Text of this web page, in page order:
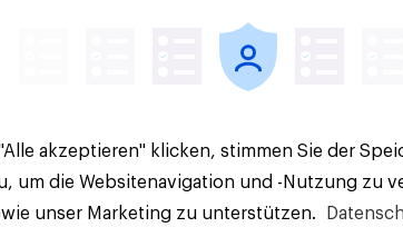
akzeptieren" klicken, stimmen Sie der
um die Websitenavigation und -Nutzung zu
unser Marketing zu unterstützen.